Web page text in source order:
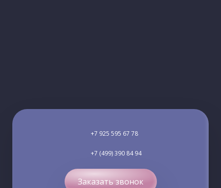
+7 925 595 67 78
+7 (499) 390 84 94
Заказать звонок